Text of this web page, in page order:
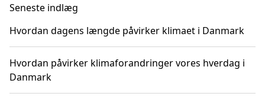
Seneste indlæg
Hvordan dagens længde påvirker klimaet i Danmark
Hvordan påvirker klimaforandringer vores hverdag i
Danmark